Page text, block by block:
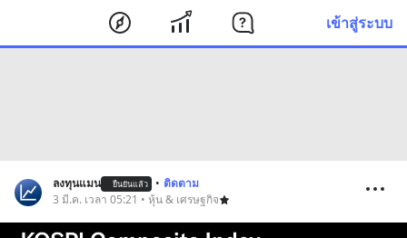
เข้าสู่ระบบ
ลงทุนแมน ยืนยันแล้ว • ติดตาม
3 มี.ค. เวลา 05:21 • หุ้น & เศรษฐกิจ